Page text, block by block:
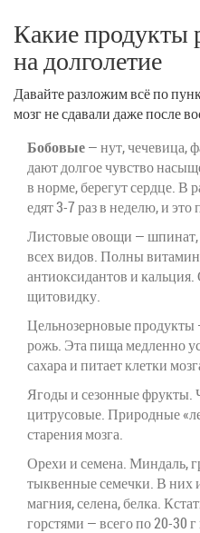
Какие продукты
на долголетие
Давайте разложим всё по
мозг не сдавали даже после
Бобовые— нут, чечевица,
дают долгое чувство
в норме, берегут сердце. В
едят 3-7 раз в неделю, и это
Листовые овощи — шпинат,
всех видов. Полны
антиоксидантов и
щитовидку.
Цельнозерновые продукты
рожь. Эта пища медленно
сахара и питает клетки
Ягоды и сезонные фрукты.
цитрусовые. Природные
старения мозга.
Орехи и семена. Миндаль,
тыквенные семечки. В них
магния, селена, белка.
горстями — всего по 20-30 г